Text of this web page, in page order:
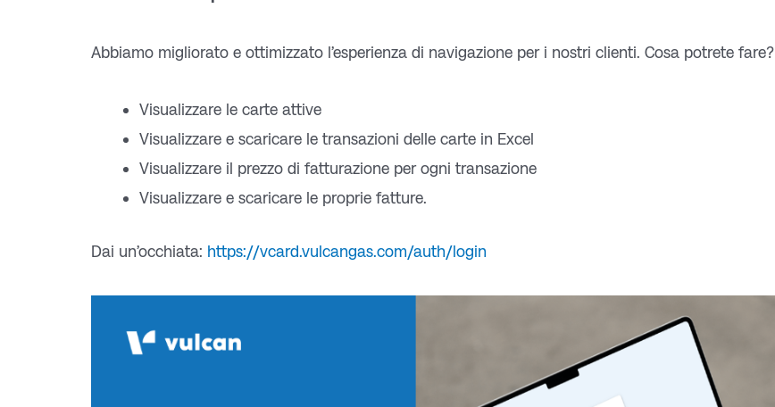
Abbiamo migliorato e ottimizzato l’esperienza di navigazione per i nostri clienti. Cosa potrete fare?
Visualizzare le carte attive
Visualizzare e scaricare le transazioni delle carte in Excel
Visualizzare il prezzo di fatturazione per ogni transazione
Visualizzare e scaricare le proprie fatture.
Dai un’occhiata: https://vcard.vulcangas.com/auth/login